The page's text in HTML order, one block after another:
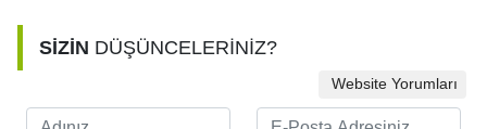
SİZİN DÜŞÜNCELERİNİZ?
Website Yorumları